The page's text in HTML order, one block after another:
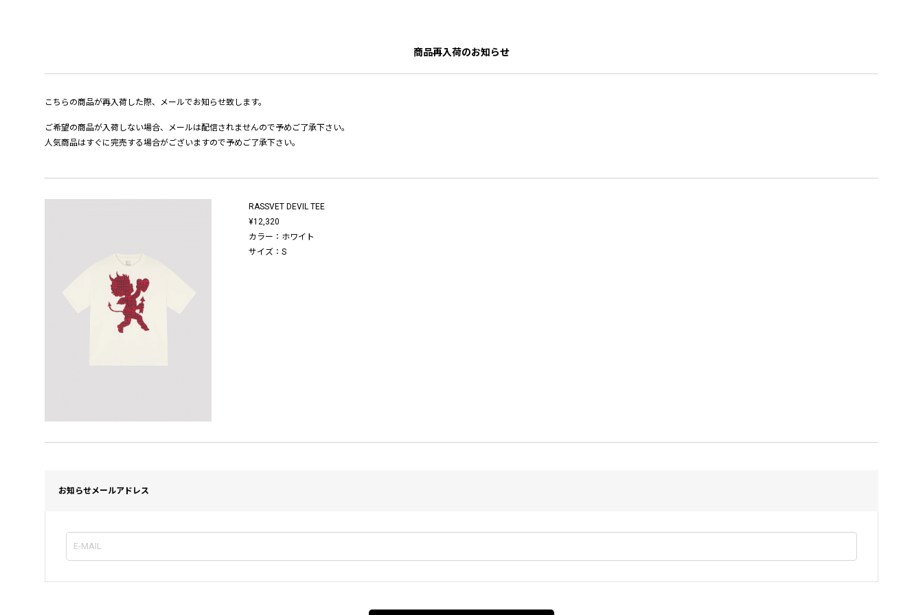
商品再入荷のお知らせ
こちらの商品が再入荷した際、メールでお知らせ致します。
ご希望の商品が入荷しない場合、メールは配信されませんので予めご了承下さい。
人気商品はすぐに完売する場合がございますので予めご了承下さい。
RASSVET DEVIL TEE
¥12,320
カラー：ホワイト
サイズ：S
お知らせメールアドレス